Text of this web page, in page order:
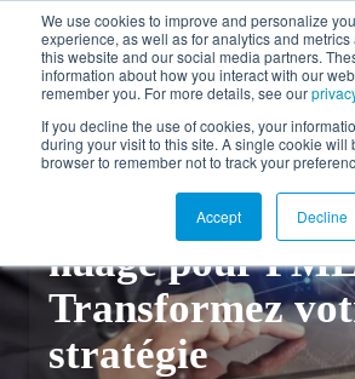
We use cookies to improve and personalize
experience, as well as for analytics and metrics
this website and our social media partners.
information about how you interact with our
remember you. For more details, see our
If you decline the use of cookies, your
during your visit to this site. A single cookie will
browser to remember not to track your
Accept Decline
Retour au blogue
Bénéfices de
nuage pour
Transformez
stratégie